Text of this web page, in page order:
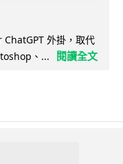
外掛，取代
、...
閱讀全文